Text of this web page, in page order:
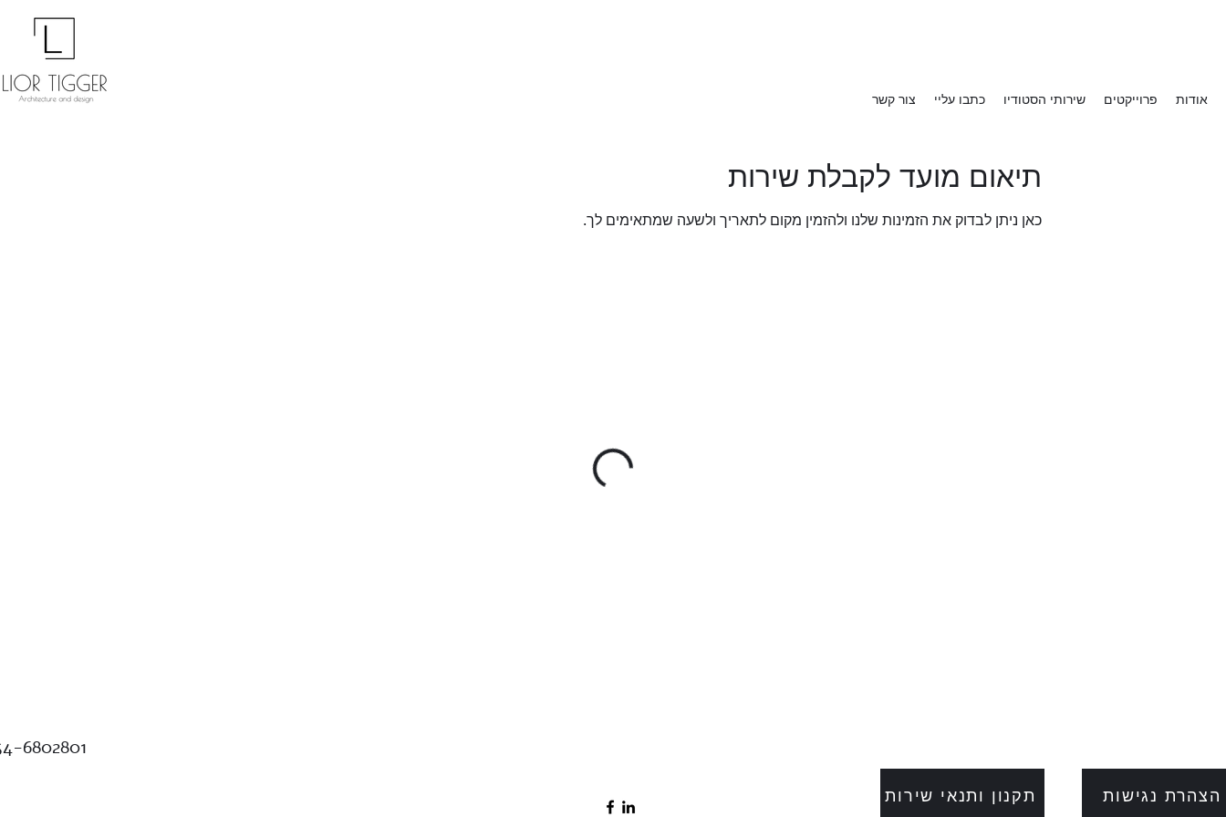
צור קשר כתבו עליי שירותי הסטודיו פרוייקטים אודות
תיאום מועד לקבלת שירות
כאן ניתן לבדוק את הזמינות שלנו ולהזמין מקום לתאריך ולשעה שמתאימים לך.
6802801
תקנון ותנאי שירות הצהרת נגישות